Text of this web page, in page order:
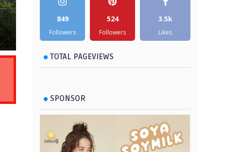
849
Followers
524
Followers
3.5k
Likes
TOTAL PAGEVIEWS
SPONSOR